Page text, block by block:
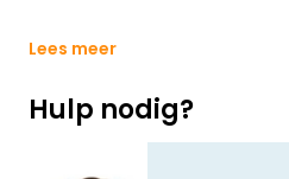
Lees meer
Hulp nodig?